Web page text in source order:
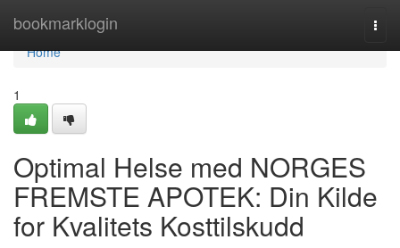
bookmarklogin
Home
Home
1
Optimal Helse med NORGES
FREMSTE APOTEK: Din Kilde
for Kvalitets Kosttilskudd